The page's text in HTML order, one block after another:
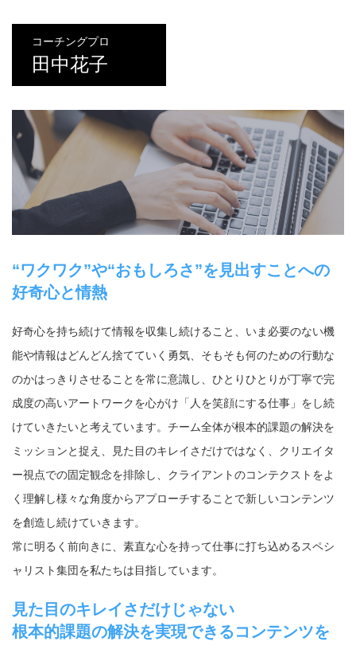
コーチングプロ
田中花子
“ワクワク”や“おもしろさ”を見出すことへの
好奇心と情熱
好奇心を持ち続けて情報を収集し続けること、いま必要のない機
能や情報はどんどん捨てていく勇気、そもそも何のための行動な
のかはっきりさせることを常に意識し、ひとりひとりが丁寧で完
成度の高いアートワークを心がけ「人を笑顔にする仕事」をし続
けていきたいと考えています。チーム全体が根本的課題の解決を
ミッションと捉え、見た目のキレイさだけではなく、クリエイタ
ー視点での固定観念を排除し、クライアントのコンテクストをよ
く理解し様々な角度からアプローチすることで新しいコンテンツ
を創造し続けていきます。
常に明るく前向きに、素直な心を持って仕事に打ち込めるスペシ
ャリスト集団を私たちは目指しています。
見た目のキレイさだけじゃない
根本的課題の解決を実現できるコンテンツを